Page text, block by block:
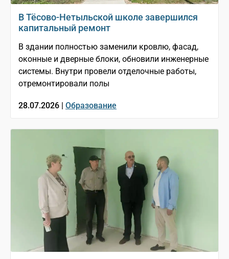
В Тёсово-Нетыльской школе завершился
капитальный ремонт
В здании полностью заменили кровлю, фасад,
оконные и дверные блоки, обновили инженерные
системы. Внутри провели отделочные работы,
отремонтировали полы
28.07.2026 | Образование